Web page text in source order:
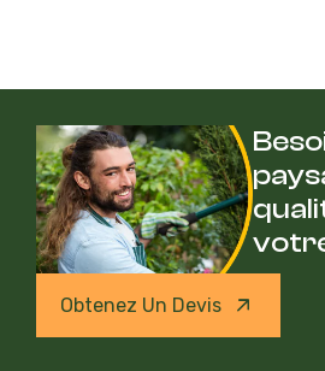
Obtenez Un Devis